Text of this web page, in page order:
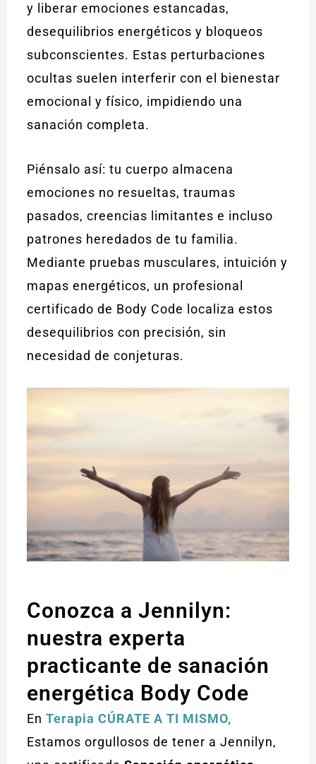
y liberar emociones estancadas,
desequilibrios energéticos y bloqueos
subconscientes. Estas perturbaciones
ocultas suelen interferir con el bienestar
emocional y físico, impidiendo una
sanación completa.
Piénsalo así: tu cuerpo almacena
emociones no resueltas, traumas
pasados, creencias limitantes e incluso
patrones heredados de tu familia.
Mediante pruebas musculares, intuición y
mapas energéticos, un profesional
certificado de Body Code localiza estos
desequilibrios con precisión, sin
necesidad de conjeturas.
Conozca a Jennilyn:
nuestra experta
practicante de sanación
energética Body Code
EnTerapia CÚRATE A TI MISMO,
Estamos orgullosos de tener a Jennilyn,